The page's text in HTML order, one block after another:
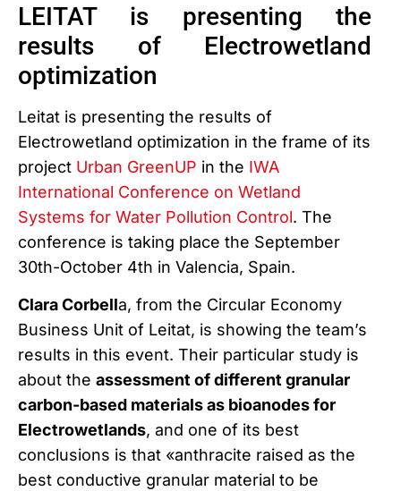
LEITAT is presenting the
results of Electrowetland
optimization
Leitat is presenting the results of
Electrowetland optimization in the frame of its
project Urban GreenUP in the IWA
International Conference on Wetland
Systems for Water Pollution Control. The
conference is taking place the September
30th-October 4th in Valencia, Spain.
Clara Corbella, from the Circular Economy
Business Unit of Leitat, is showing the team’s
results in this event. Their particular study is
about the assessment of different granular
carbon-based materials as bioanodes for
Electrowetlands, and one of its best
conclusions is that «anthracite raised as the
best conductive granular material to be